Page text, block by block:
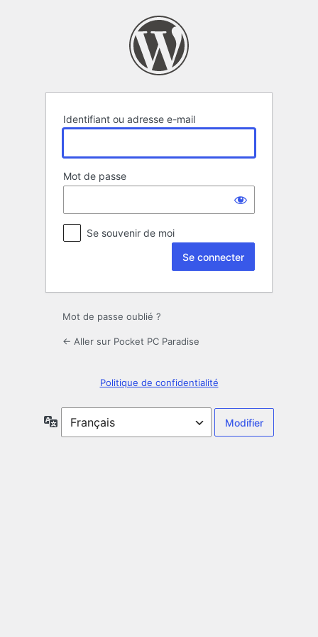
Identifiant ou adresse e-mail
Mot de passe
Se souvenir de moi
Mot de passe oublié ?
← Aller sur Pocket PC Paradise
Politique de confidentialité
Langue